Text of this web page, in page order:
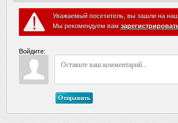
Уважаемый посетитель, вы зашли на наш
Мы рекомендуем вам
Войдите:
Отправить